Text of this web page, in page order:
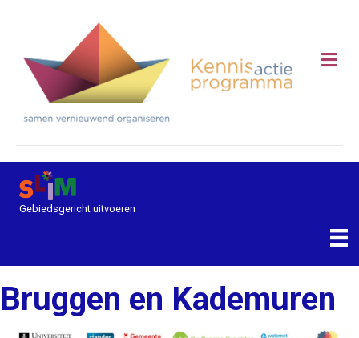
Gebiedsgericht uitvoeren
Bruggen en Kademuren